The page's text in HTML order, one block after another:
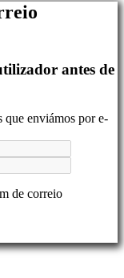
antes de
enviámos por e-
de correio